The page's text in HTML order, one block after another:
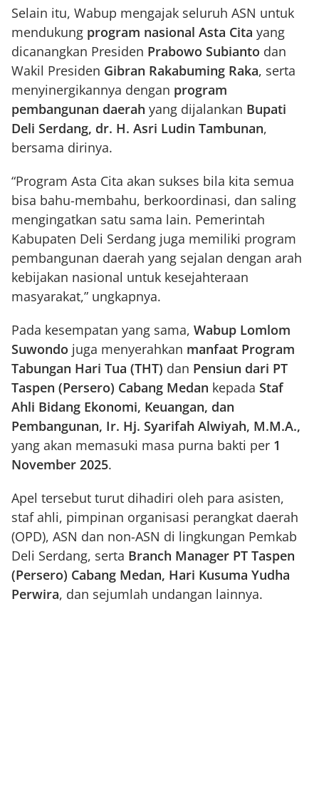
Selain itu, Wabup mengajak seluruh ASN untuk
mendukung program nasional Asta Cita yang
dicanangkan Presiden Prabowo Subianto dan
Wakil Presiden Gibran Rakabuming Raka, serta
menyinergikannya dengan program
pembangunan daerah yang dijalankan Bupati
Deli Serdang, dr. H. Asri Ludin Tambunan,
bersama dirinya.
“Program Asta Cita akan sukses bila kita semua
bisa bahu-membahu, berkoordinasi, dan saling
mengingatkan satu sama lain. Pemerintah
Kabupaten Deli Serdang juga memiliki program
pembangunan daerah yang sejalan dengan arah
kebijakan nasional untuk kesejahteraan
masyarakat,” ungkapnya.
Pada kesempatan yang sama, Wabup Lomlom
Suwondo juga menyerahkan manfaat Program
Tabungan Hari Tua (THT) dan Pensiun dari PT
Taspen (Persero) Cabang Medan kepada Staf
Ahli Bidang Ekonomi, Keuangan, dan
Pembangunan, Ir. Hj. Syarifah Alwiyah, M.M.A.,
yang akan memasuki masa purna bakti per 1
November 2025.
Apel tersebut turut dihadiri oleh para asisten,
staf ahli, pimpinan organisasi perangkat daerah
(OPD), ASN dan non-ASN di lingkungan Pemkab
Deli Serdang, serta Branch Manager PT Taspen
(Persero) Cabang Medan, Hari Kusuma Yudha
Perwira, dan sejumlah undangan lainnya.